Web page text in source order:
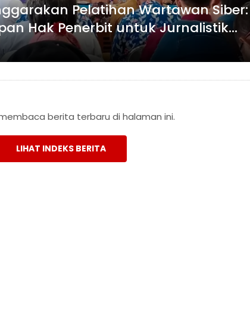
Pelatihan Wartawan Siber:
Hak Penerbit untuk Jurnalistik
berita terbaru di halaman ini.
LIHAT INDEKS BERITA